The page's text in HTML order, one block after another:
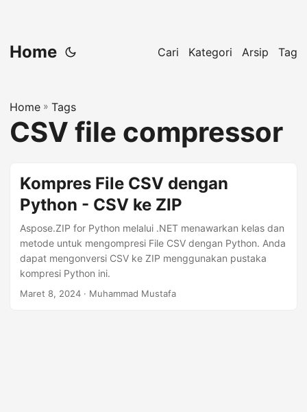
Home Cari Kategori Arsip Tag
Home » Tags
CSV file compressor
Kompres File CSV dengan
Python - CSV ke ZIP
Aspose.ZIP for Python melalui .NET menawarkan kelas dan
metode untuk mengompresi File CSV dengan Python. Anda
dapat mengonversi CSV ke ZIP menggunakan pustaka
kompresi Python ini.
Maret 8, 2024 · Muhammad Mustafa